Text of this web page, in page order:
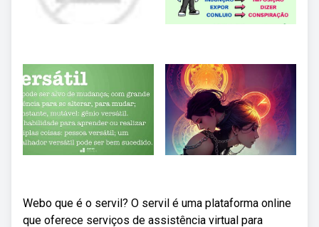
Webo que é o servil? O servil é uma plataforma online
que oferece serviços de assistência virtual para